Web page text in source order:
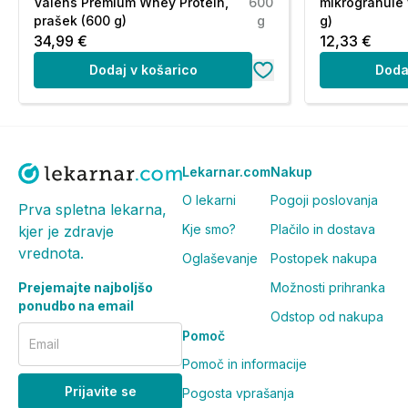
-Biotin
-Vitamin D3
Selen
*Priporočeni dnevni odmerek.
**CFU - Enote, ki tvorijo kolonije (colony forming units).
Sestavine:
L-glutamin, L-arginin hidroklorid, maltodekstrin, L-lizin
(koruzni škrob, koruzni maltodekstrin,
hidrolizirane rastlinske beljakovine, magnezijev sulfat,
W51, Bifidobacterium lactis W52, Enterococcus
prašek (600 g)
g
34,99 €
Dodaj v košarico
g)
12,33 €
Prva spletna lekarna,
kjer je zdravje
vrednota.
Prejemajte najboljšo
ponudbo na email
Email
Prijavite se
Lekarnar.com
O lekarni
Kje smo?
Oglaševanje
Nakup
Pogoji poslovanja
Plačilo in dostava
Postopek nakupa
Možnosti prihranka
Odstop od nakupa
Pomoč
Pomoč in informacije
Pogosta vprašanja